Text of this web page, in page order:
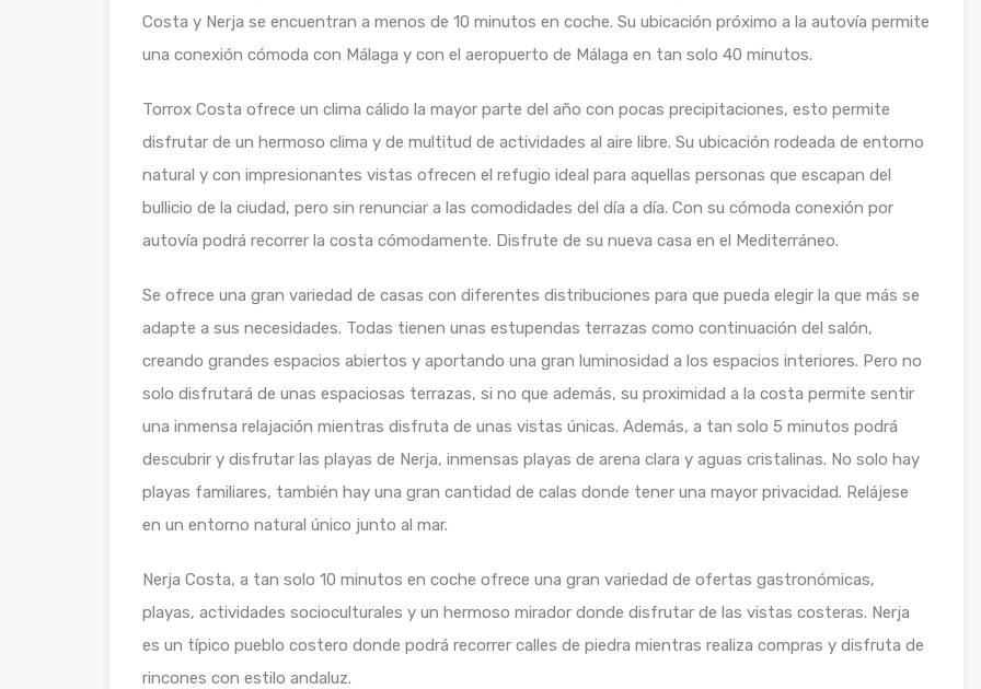
Costa y Nerja se encuentran a menos de 10 minutos en coche. Su ubicación próximo a la autovía permite
una conexión cómoda con Málaga y con el aeropuerto de Málaga en tan solo 40 minutos.
Torrox Costa ofrece un clima cálido la mayor parte del año con pocas precipitaciones, esto permite
disfrutar de un hermoso clima y de multitud de actividades al aire libre. Su ubicación rodeada de entorno
natural y con impresionantes vistas ofrecen el refugio ideal para aquellas personas que escapan del
bullicio de la ciudad, pero sin renunciar a las comodidades del día a día. Con su cómoda conexión por
autovía podrá recorrer la costa cómodamente. Disfrute de su nueva casa en el Mediterráneo.
Se ofrece una gran variedad de casas con diferentes distribuciones para que pueda elegir la que más se
adapte a sus necesidades. Todas tienen unas estupendas terrazas como continuación del salón,
creando grandes espacios abiertos y aportando una gran luminosidad a los espacios interiores. Pero no
solo disfrutará de unas espaciosas terrazas, si no que además, su proximidad a la costa permite sentir
una inmensa relajación mientras disfruta de unas vistas únicas. Además, a tan solo 5 minutos podrá
descubrir y disfrutar las playas de Nerja, inmensas playas de arena clara y aguas cristalinas. No solo hay
playas familiares, también hay una gran cantidad de calas donde tener una mayor privacidad. Relájese
en un entorno natural único junto al mar.
Nerja Costa, a tan solo 10 minutos en coche ofrece una gran variedad de ofertas gastronómicas,
playas, actividades socioculturales y un hermoso mirador donde disfrutar de las vistas costeras. Nerja
es un típico pueblo costero donde podrá recorrer calles de piedra mientras realiza compras y disfruta de
rincones con estilo andaluz.